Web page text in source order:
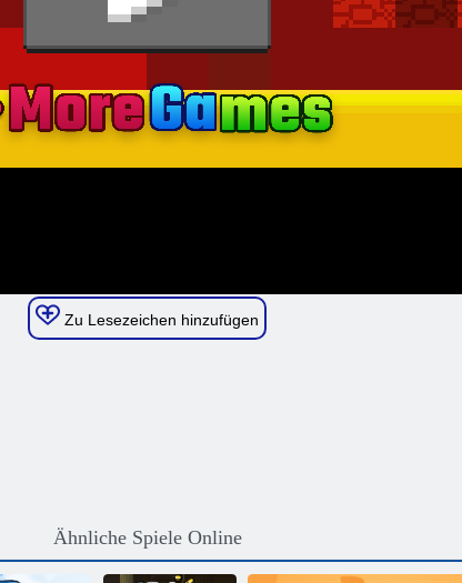
Zu Lesezeichen hinzufügen
Ähnliche Spiele Online